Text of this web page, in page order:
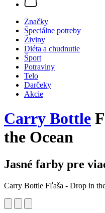
Značky
Špeciálne potreby
Živiny
Diéta a chudnutie
Šport
Potraviny
Telo
Darčeky
Akcie
Carry Bottle
the Ocean
Jasné farby pre
Carry Bottle Fľaša - Drop in